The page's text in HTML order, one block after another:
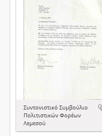
Συντονιστικό Συμβούλιο
Πολιτιστικών Φορέων
Λεμεσού